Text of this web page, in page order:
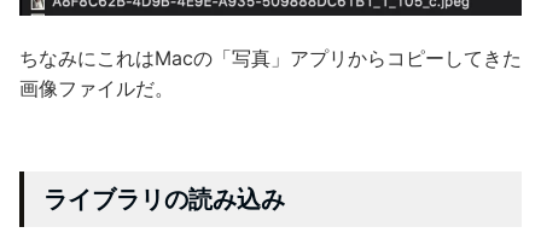
ちなみにこれはMacの「写真」アプリからコピーしてきた
画像ファイルだ。
ライブラリの読み込み